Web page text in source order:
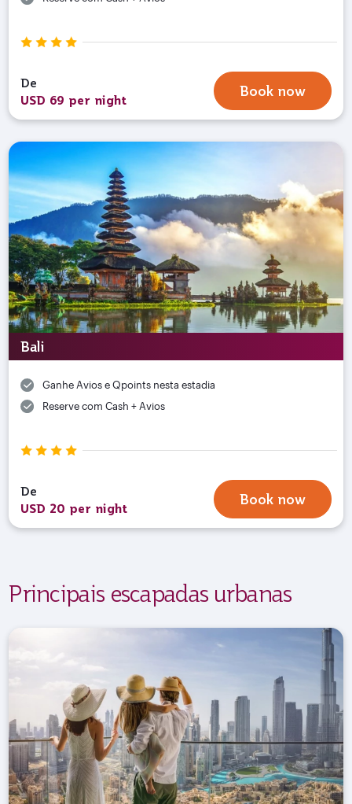
De
USD 69 per night
Book now
Bali
Ganhe Avios e Qpoints nesta estadia
Reserve com Cash + Avios
De
USD 20 per night
Book now
Principais escapadas urbanas